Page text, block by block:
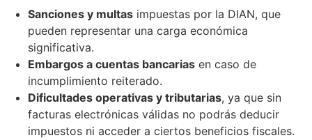
Sanciones y multas impuestas por la DIAN, que
pueden representar una carga económica
significativa.
Embargos a cuentas bancarias en caso de
incumplimiento reiterado.
Dificultades operativas y tributarias, ya que sin
facturas electrónicas válidas no podrás deducir
impuestos ni acceder a ciertos beneficios fiscales.